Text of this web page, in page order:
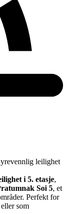
leilighet
i 5. etasje,
Soi 5, et
Perfekt for
som